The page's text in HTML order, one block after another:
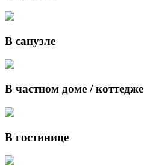
В санузле
В частном доме / коттедже
В гостинице